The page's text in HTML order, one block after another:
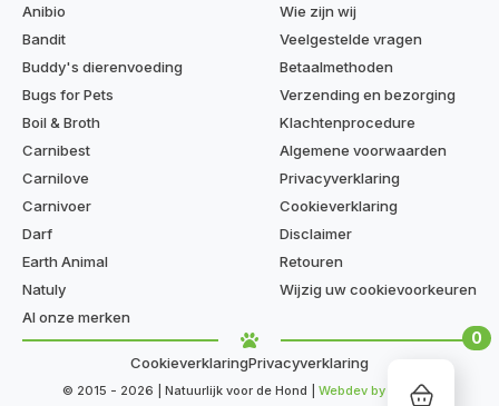
0
Anibio
Bandit
Buddy's dierenvoeding
Bugs for Pets
Boil & Broth
Carnibest
Carnilove
Carnivoer
Darf
Earth Animal
Natuly
Al onze merken
Wie zijn wij
Veelgestelde vragen
Betaalmethoden
Verzending en bezorging
Klachtenprocedure
Algemene voorwaarden
Privacyverklaring
Cookieverklaring
Disclaimer
Retouren
Wijzig uw cookievoorkeuren
© 2015 - 2026 | Natuurlijk voor de Hond | Webdev by Kaige.nl
CookieverklaringPrivacyverklaring